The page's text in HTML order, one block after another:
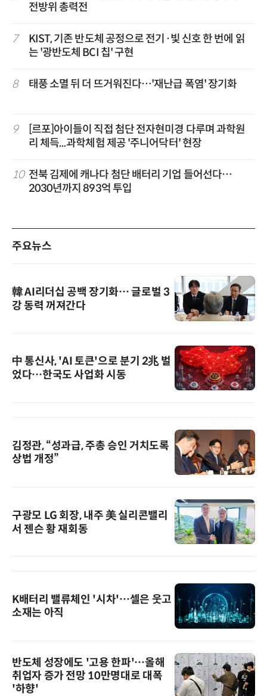
전방위 총력전
7
KIST, 기존 반도체 공정으로 전기·빛 신호 한 번에 읽
는 '광반도체 BCI 칩' 구현
8 태풍 소멸 뒤 더 뜨거워진다…'재난급 폭염' 장기화
9
[르포]아이들이 직접 첨단 전자현미경 다루며 과학원
리 체득...과학체험 제공 '주니어닥터' 현장
10 전북 김제에 캐나다 첨단 배터리 기업 들어선다…
2030년까지 893억 투입
주요뉴스
韓 AI리더십 공백 장기화… 글로벌 3
강 동력 꺼져간다
中 통신사, 'AI 토큰'으로 분기 2兆 벌
었다…한국도 사업화 시동
김정관, “성과급, 주총 승인 거치도록
상법 개정”
구광모 LG 회장, 내주 美 실리콘밸리
서 젠슨 황 재회동
K배터리 밸류체인 '시차'…셀은 웃고
소재는 아직
반도체 성장에도 '고용 한파'…올해
취업자 증가 전망 10만명대로 대폭
'하향'